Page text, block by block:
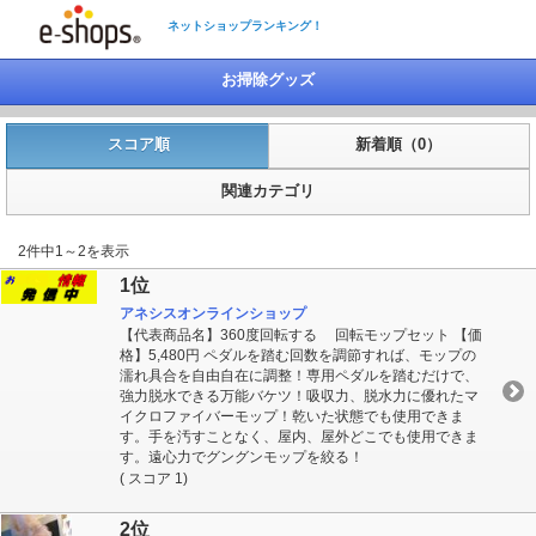
ネットショップランキング！
お掃除グッズ
スコア順 新着順（0）
関連カテゴリ
2件中1～2を表示
1位
アネシスオンラインショップ
【代表商品名】360度回転する 回転モップセット 【価
格】5,480円 ペダルを踏む回数を調節すれば、モップの
濡れ具合を自由自在に調整！専用ペダルを踏むだけで、
強力脱水できる万能バケツ！吸収力、脱水力に優れたマ
イクロファイバーモップ！乾いた状態でも使用できま
す。手を汚すことなく、屋内、屋外どこでも使用できま
す。遠心力でグングンモップを絞る！
( スコア 1)
2位